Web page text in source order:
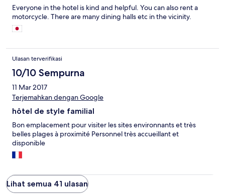
Everyone in the hotel is kind and helpful. You can also rent a
motorcycle. There are many dining halls etc in the vicinity.
Ulasan terverifikasi
10/10 Sempurna
11 Mar 2017
Terjemahkan dengan Google
hôtel de style familial
Bon emplacement pour visiter les sites environnants et très
belles plages à proximité Personnel très accueillant et
disponible
Lihat semua 41 ulasan